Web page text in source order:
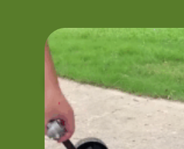
ПРИДБАТИ ЗАРАЗ